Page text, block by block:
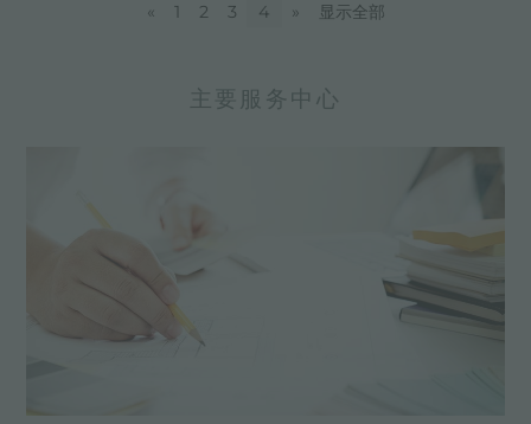
«
1 2 3 4 » 显示全部
主要服务中心